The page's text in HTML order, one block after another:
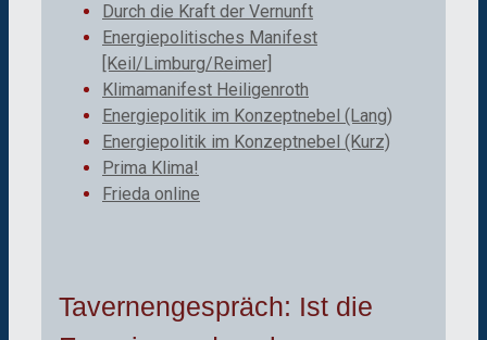
Durch die Kraft der Vernunft
Energiepolitisches Manifest
[Keil/Limburg/Reimer]
Klimamanifest Heiligenroth
Energiepolitik im Konzeptnebel (Lang)
Energiepolitik im Konzeptnebel (Kurz)
Prima Klima!
Frieda online
Tavernengespräch: Ist die